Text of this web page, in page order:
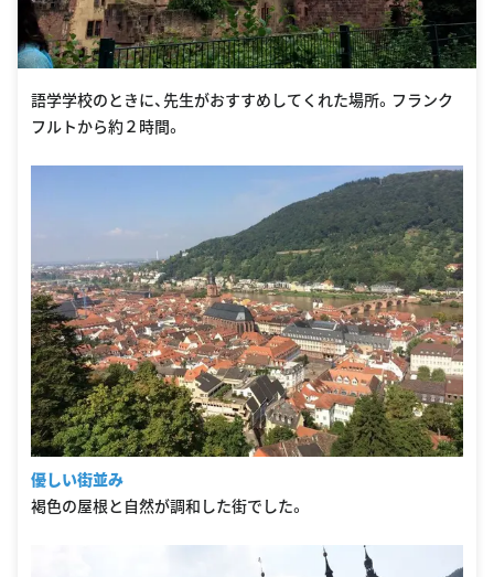
語学学校のときに、先生がおすすめしてくれた場所。フランク
フルトから約２時間。
優しい街並み
褐色の屋根と自然が調和した街でした。